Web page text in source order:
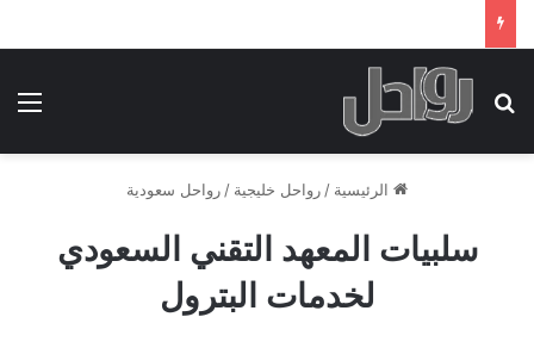
بحث عن
الرئيسية / رواحل خليجية / رواحل سعودية
سلبيات المعهد التقني السعودي
لخدمات البترول